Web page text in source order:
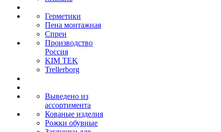
Герметики
Пена монтажная
Спреи
Производство
Россия
KIM TEK
Trellerborg
Выведено из
ассортимента
Кованые изделия
Рожки обувные